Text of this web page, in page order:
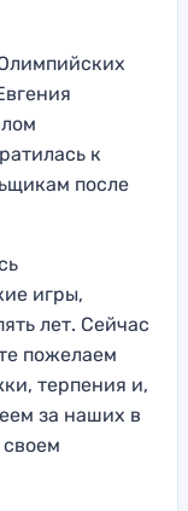
к
после
игры,
лет. Сейчас
пожелаем
терпения и,
за наших в